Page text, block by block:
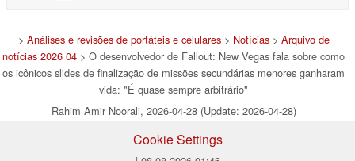
> Análises e revisões de portáteis e celulares> Notícias> Arquivo de
notícias 2026 04 > O desenvolvedor de Fallout: New Vegas fala sobre como
os icônicos slides de finalização de missões secundárias menores ganharam
vida: "É quase sempre arbitrário"
Rahim Amir Noorali, 2026-04-28 (Update: 2026-04-28)
Cookie Settings